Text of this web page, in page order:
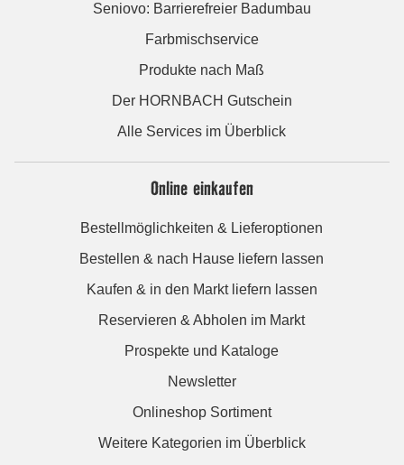
Seniovo: Barrierefreier Badumbau
Farbmischservice
Produkte nach Maß
Der HORNBACH Gutschein
Alle Services im Überblick
Online einkaufen
Bestellmöglichkeiten & Lieferoptionen
Bestellen & nach Hause liefern lassen
Kaufen & in den Markt liefern lassen
Reservieren & Abholen im Markt
Prospekte und Kataloge
Newsletter
Onlineshop Sortiment
Weitere Kategorien im Überblick